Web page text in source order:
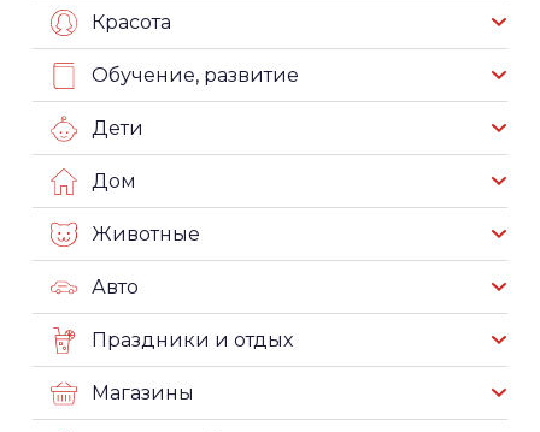
Красота
Обучение, развитие
Дети
Дом
Животные
Авто
Праздники и отдых
Магазины